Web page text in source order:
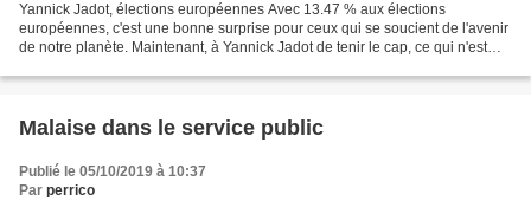
Yannick Jadot, élections européennes Avec 13.47 % aux élections
européennes, c'est une bonne surprise pour ceux qui se soucient de l'avenir
de notre planète. Maintenant, à Yannick Jadot de tenir le cap, ce qui n'est
Malaise dans le service public
Publié le 05/10/2019 à 10:37
Par perrico